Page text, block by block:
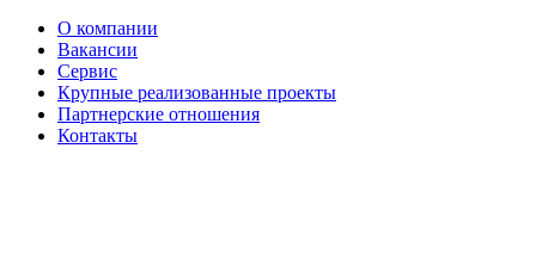
О компании
Вакансии
Сервис
Крупные реализованные проекты
Партнерские отношения
Контакты